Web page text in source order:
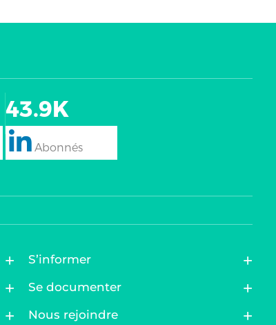
43.9K
S’informer
Se documenter
Nous rejoindre